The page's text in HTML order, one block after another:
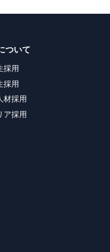
ついて
採用
採用
材採用
ア採用